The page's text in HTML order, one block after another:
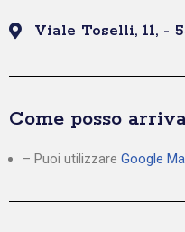
Viale Toselli, 11, -
Come posso
– Puoi utilizzare Google